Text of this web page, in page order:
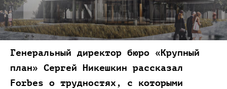
Генеральный директор бюро «Крупный
план» Сергей Никешкин рассказал
Forbes о трудностях,
с которыми